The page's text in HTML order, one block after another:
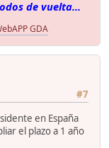
de vuelta...
GDA
#7
en España
el plazo a 1 año